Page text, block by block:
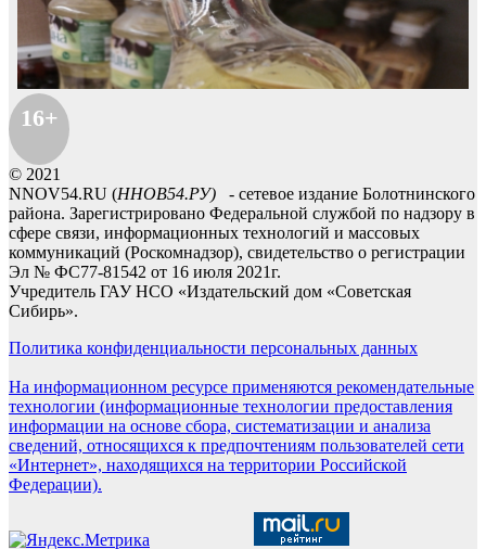
16+
© 2021
NNOV54.RU (ННОВ54.РУ) - сетевое издание Болотнинского
района. Зарегистрировано Федеральной службой по надзору в
сфере связи, информационных технологий и массовых
коммуникаций (Роскомнадзор), свидетельство о регистрации
Эл № ФС77-81542 от 16 июля 2021г.
Учредитель ГАУ НСО «Издательский дом «Советская
Сибирь».
Политика конфиденциальности персональных данных
На информационном ресурсе применяются рекомендательные
технологии (информационные технологии предоставления
информации на основе сбора, систематизации и анализа
сведений, относящихся к предпочтениям пользователей сети
«Интернет», находящихся на территории Российской
Федерации).